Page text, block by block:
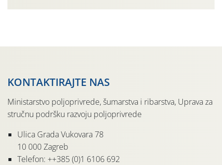
KONTAKTIRAJTE NAS
Ministarstvo poljoprivrede, šumarstva i ribarstva, Uprava za
stručnu podršku razvoju poljoprivrede
Ulica Grada Vukovara 78
10 000 Zagreb
Telefon: ++385 (0)1 6106 692